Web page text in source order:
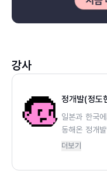
강사
정개발(정도
일본과 한국
동해온 정개
AWS 학습 서
술과 탄탄한
더보기